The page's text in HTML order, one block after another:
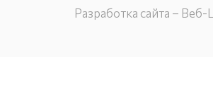
Разработка сайта –